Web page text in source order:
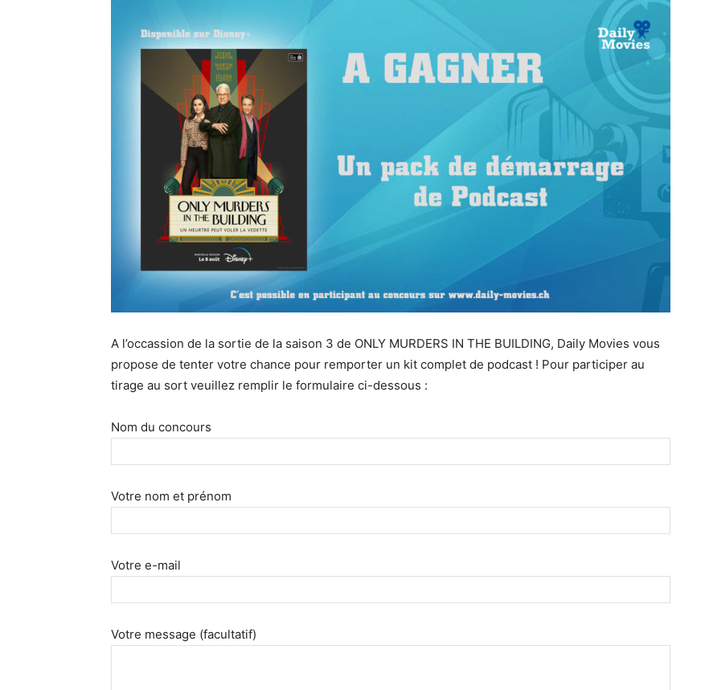
A l’occassion de la sortie de la saison 3 de ONLY MURDERS IN THE BUILDING, Daily Movies vous
propose de tenter votre chance pour remporter un kit complet de podcast ! Pour participer au
tirage au sort veuillez remplir le formulaire ci-dessous :
Nom du concours
Votre nom et prénom
Votre e-mail
Votre message (facultatif)